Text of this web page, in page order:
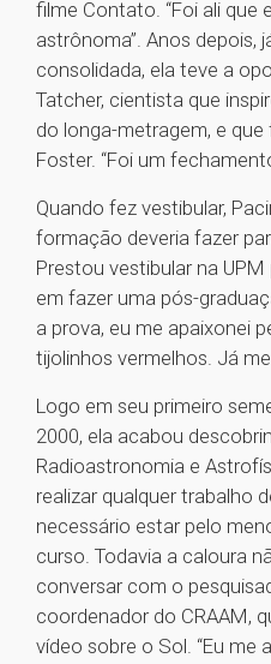
filme Contato. “Foi ali que
astrônoma”. Anos depois,
consolidada, ela teve a
Tatcher, cientista que
do longa-metragem, e
Foster. “Foi um
Quando fez vestibular,
formação deveria fazer
Prestou vestibular na
em fazer uma pós-
a prova, eu me apaixonei
tijolinhos vermelhos. Já
Logo em seu primeiro
2000, ela acabou
Radioastronomia e
realizar qualquer trabalho
necessário estar pelo
curso. Todavia a caloura
conversar com o
coordenador do CRAAM,
vídeo sobre o Sol. “Eu me